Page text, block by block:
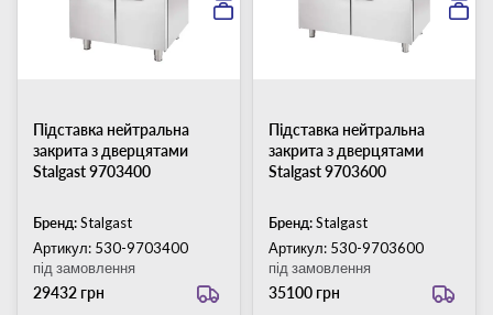
Підставка нейтральна
закрита з дверцятами
Stalgast 9703400
Бренд:Stalgast
Артикул: 530-9703400
29432 грн
під замовлення
Підставка нейтральна
закрита з дверцятами
Stalgast 9703600
Бренд:Stalgast
Артикул: 530-9703600
35100 грн
під замовлення